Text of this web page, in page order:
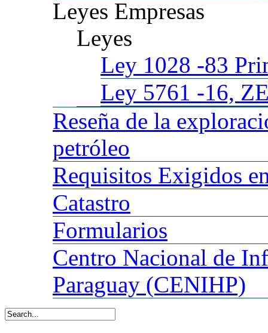
Leyes Empresas
Leyes
Ley 1028 -83
Ley 5761 -16,
Reseña de la
petróleo
Requisitos Exigidos
Catastro
Formularios
Centro Nacional de
Paraguay (CENIHP)